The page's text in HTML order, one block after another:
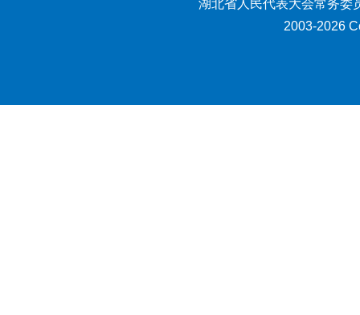
湖北省人民代表大会常务委
2003-2026